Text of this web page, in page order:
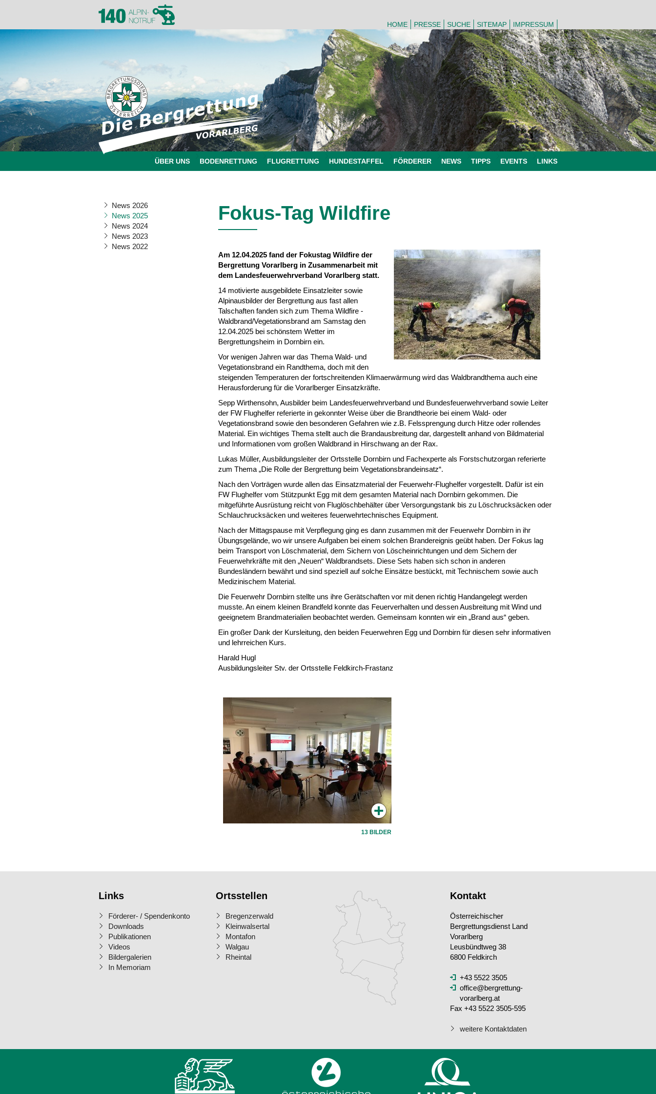
HOME PRESSE SUCHE SITEMAP IMPRESSUM
ÜBER UNS BODENRETTUNG FLUGRETTUNG HUNDESTAFFEL FÖRDERER NEWS TIPPS EVENTS LINKS
News 2026
News 2025
News 2024
News 2023
News 2022
Fokus-Tag Wildfire
Am 12.04.2025 fand der Fokustag Wildfire der
Bergrettung Vorarlberg in Zusammenarbeit mit
dem Landesfeuerwehrverband Vorarlberg statt.
14 motivierte ausgebildete Einsatzleiter sowie
Alpinausbilder der Bergrettung aus fast allen
Talschaften fanden sich zum Thema Wildfire -
Waldbrand/Vegetationsbrand am Samstag den
12.04.2025 bei schönstem Wetter im
Bergrettungsheim in Dornbirn ein.
Vor wenigen Jahren war das Thema Wald- und
Vegetationsbrand ein Randthema, doch mit den
steigenden Temperaturen der fortschreitenden Klimaerwärmung wird das Waldbrandthema auch eine
Herausforderung für die Vorarlberger Einsatzkräfte.
Sepp Wirthensohn, Ausbilder beim Landesfeuerwehrverband und Bundesfeuerwehrverband sowie Leiter
der FW Flughelfer referierte in gekonnter Weise über die Brandtheorie bei einem Wald- oder
Vegetationsbrand sowie den besonderen Gefahren wie z.B. Felssprengung durch Hitze oder rollendes
Material. Ein wichtiges Thema stellt auch die Brandausbreitung dar, dargestellt anhand von Bildmaterial
und Informationen vom großen Waldbrand in Hirschwang an der Rax.
Lukas Müller, Ausbildungsleiter der Ortsstelle Dornbirn und Fachexperte als Forstschutzorgan referierte
zum Thema „Die Rolle der Bergrettung beim Vegetationsbrandeinsatz“.
Nach den Vorträgen wurde allen das Einsatzmaterial der Feuerwehr-Flughelfer vorgestellt. Dafür ist ein
FW Flughelfer vom Stützpunkt Egg mit dem gesamten Material nach Dornbirn gekommen. Die
mitgeführte Ausrüstung reicht von Fluglöschbehälter über Versorgungstank bis zu Löschrucksäcken oder
Schlauchrucksäcken und weiteres feuerwehrtechnisches Equipment.
Nach der Mittagspause mit Verpflegung ging es dann zusammen mit der Feuerwehr Dornbirn in ihr
Übungsgelände, wo wir unsere Aufgaben bei einem solchen Brandereignis geübt haben. Der Fokus lag
beim Transport von Löschmaterial, dem Sichern von Löscheinrichtungen und dem Sichern der
Feuerwehrkräfte mit den „Neuen“ Waldbrandsets. Diese Sets haben sich schon in anderen
Bundesländern bewährt und sind speziell auf solche Einsätze bestückt, mit Technischem sowie auch
Medizinischem Material.
Die Feuerwehr Dornbirn stellte uns ihre Gerätschaften vor mit denen richtig Handangelegt werden
musste. An einem kleinen Brandfeld konnte das Feuerverhalten und dessen Ausbreitung mit Wind und
geeignetem Brandmaterialien beobachtet werden. Gemeinsam konnten wir ein „Brand aus“ geben.
Ein großer Dank der Kursleitung, den beiden Feuerwehren Egg und Dornbirn für diesen sehr informativen
und lehrreichen Kurs.
Harald Hugl
Ausbildungsleiter Stv. der Ortsstelle Feldkirch-Frastanz
13 BILDER
Links
Förderer- / Spendenkonto
Downloads
Publikationen
Videos
Bildergalerien
In Memoriam
Ortsstellen
Bregenzerwald
Kleinwalsertal
Montafon
Walgau
Rheintal
Kontakt
Österreichischer
Bergrettungsdienst Land
Vorarlberg
Leusbündtweg 38
6800 Feldkirch
+43 5522 3505
office@bergrettung-
vorarlberg.at
Fax +43 5522 3505-595
weitere Kontaktdaten